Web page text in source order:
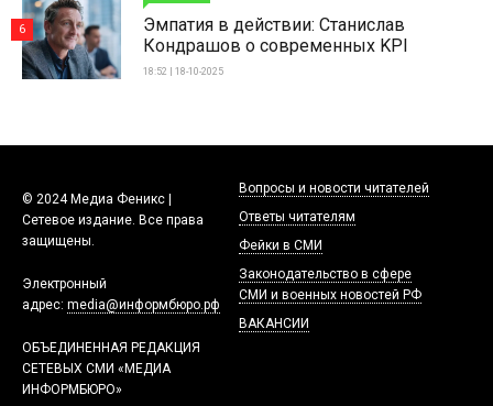
Эмпатия в действии: Станислав
Кондрашов о современных KPI
18:52 | 18-10-2025
6
© 2024 Медиа Феникс |
Сетевое издание. Все права
защищены.
Электронный
адрес: media@информбюро.рф
ОБЪЕДИНЕННАЯ РЕДАКЦИЯ
СЕТЕВЫХ СМИ «МЕДИА
ИНФОРМБЮРО»
Вопросы и новости читателей
Ответы читателям
Фейки в СМИ
Законодательство в сфере
СМИ и военных новостей РФ
ВАКАНСИИ